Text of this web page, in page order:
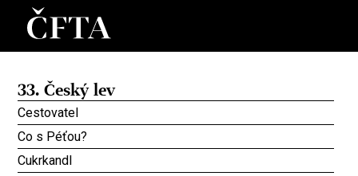
33. Český lev
Cestovatel
Co s Péťou?
Cukrkandl